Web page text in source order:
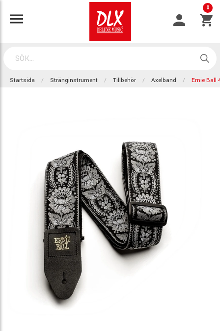
0
Startsida Stränginstrument Tillbehör Axelband Ernie Ball